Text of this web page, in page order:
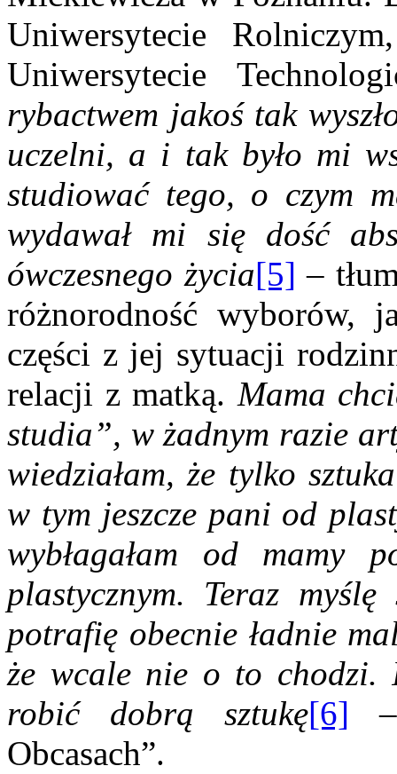
Uniwersytecie
Uniwersytecie
rybactwem jakoś tak
uczelni, a i tak było mi
studiować tego, o czym
wydawał mi się dość
ówczesnego życia[5] –
różnorodność wyborów,
części z jej sytuacji
relacji z matką. Mama
studia”, w żadnym razie
wiedziałam, że tylko
w tym jeszcze pani od
wybłagałam od mamy
plastycznym. Teraz
potrafię obecnie ładnie
że wcale nie o to chodzi.
robić dobrą sztukę[6] –
Obcasach”.